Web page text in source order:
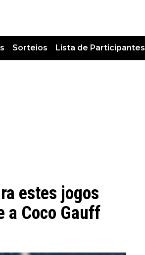
Sorteios Lista de Participantes
estes jogos
a Coco Gauff